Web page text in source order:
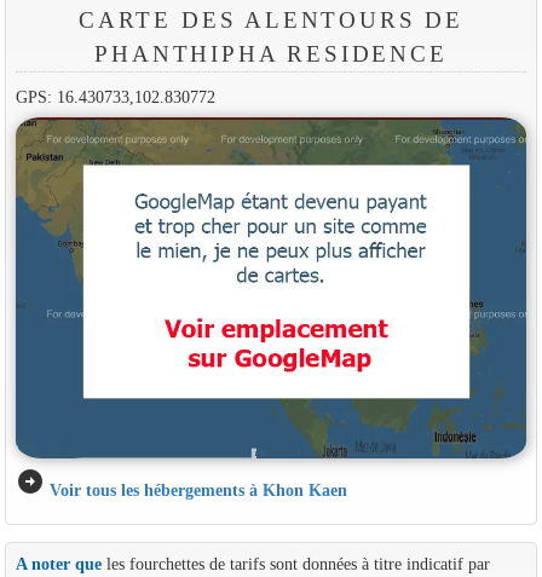
CARTE DES ALENTOURS DE
PHANTHIPHA RESIDENCE
GPS: 16.430733,102.830772
arrow_circle_right Voir tous les hébergements à Khon Kaen
A noter queles fourchettes de tarifs sont données à titre indicatif par